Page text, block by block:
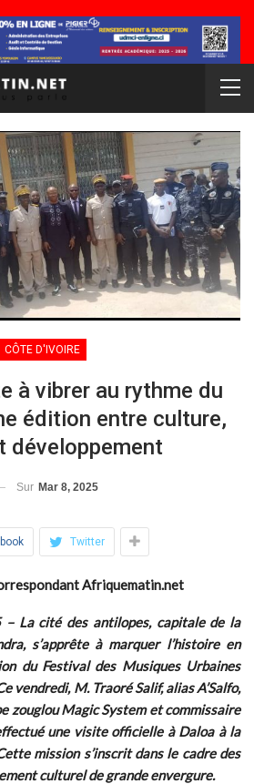
CÔTE D'IVOIRE
à vibrer au rythme du
édition entre culture,
développement
Sur Mar 8, 2025
Twitter
Afriquematin.net
La cité des antilopes, capitale de la
s’apprête à marquer l’histoire en
du Festival des Musiques Urbaines
vendredi, M. Traoré Salif, alias A’Salfo,
zouglou Magic System et commissaire
une visite officielle à Daloa à la
mission s’inscrit dans le cadre des
culturel de grande envergure.